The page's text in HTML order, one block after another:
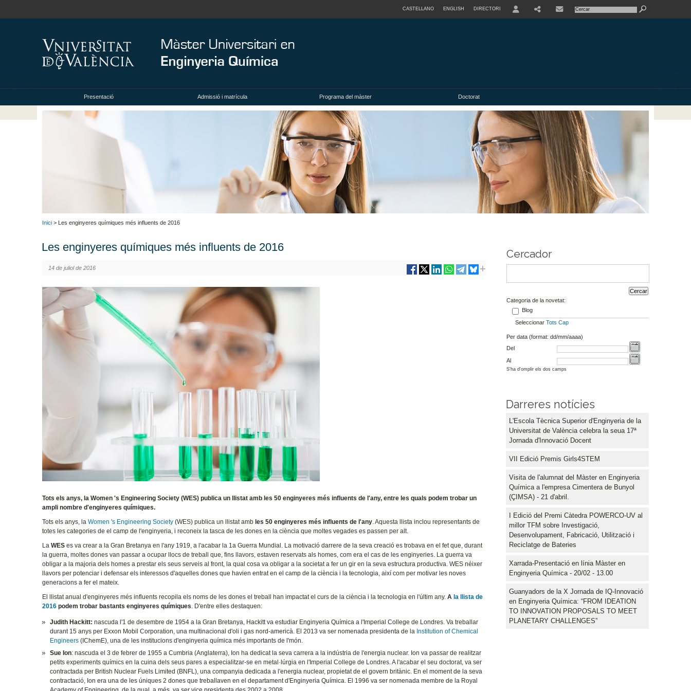
CASTELLANO ENGLISH DIRECTORI
Presentació Admissió i matrícula Programa del màster Doctorat
Inici > Les enginyeres químiques més influents de 2016
Les enginyeres químiques més influents de 2016
14 de juliol de 2016
Tots els anys, la Women 's Engineering Society (WES) publica un llistat amb les 50 enginyeres més influents de l'any, entre les quals podem trobar un
ampli nombre d'enginyeres químiques.
Tots els anys, laWomen 's Engineering Society (WES) publica un llistat amb les 50 enginyeres més influents de l'any. Aquesta llista inclou representants de
totes les categories de el camp de l'enginyeria, i reconeix la tasca de les dones en la ciència que moltes vegades es passen per alt.
LaWES es va crear a la Gran Bretanya en l'any 1919, a l'acabar la 1a Guerra Mundial. La motivació darrere de la seva creació es trobava en el fet que, durant
la guerra, moltes dones van passar a ocupar llocs de treball que, fins llavors, estaven reservats als homes, com era el cas de les enginyeries. La guerra va
obligar a la majoria dels homes a prestar els seus serveis al front, la qual cosa va obligar a la societat a fer un gir en la seva estructura productiva. WES néixer
llavors per potenciar i defensar els interessos d'aquelles dones que havien entrat en el camp de la ciència i la tecnologia, així com per motivar les noves
generacions a fer el mateix.
El llistat anual d'enginyeres més influents recopila els noms de les dones el treball han impactat el curs de la ciència i la tecnologia en l'últim any. A la llista de
2016 podem trobar bastants enginyeres químiques. D'entre elles destaquen:
Judith Hackitt:nascuda l'1 de desembre de 1954 a la Gran Bretanya, Hackitt va estudiar Enginyeria Química a l'Imperial College de Londres. Va treballar
durant 15 anys per Exxon Mobil Corporation, una multinacional d'oli i gas nord-americà. El 2013 va ser nomenada presidenta de la Institution of Chemical
Engineers (IChemE), una de les institucions d'enginyeria química més importants de l'món.
Sue Ion: nascuda el 3 de febrer de 1955 a Cumbria (Anglaterra), Ion ha dedicat la seva carrera a la indústria de l'energia nuclear. Ion va passar de realitzar
petits experiments químics en la cuina dels seus pares a especialitzar-se en metal·lúrgia en l'Imperial College de Londres. A l'acabar el seu doctorat, va ser
contractada per British Nuclear Fuels Limited (BNFL), una companyia dedicada a l'energia nuclear, propietat de el govern britànic. En el moment de la seva
contractació, Ion era una de les úniques 2 dones que treballaven en el departament d'Enginyeria Química. El 1996 va ser nomenada membre de la Royal
Cercador
Categoria de la novetat:
Blog
Seleccionar Tots Cap
Per data (format: dd/mm/aaaa)
Del
Al
S'ha d'omplir els dos camps
Darreres notícies
L'Escola Tècnica Superior d'Enginyeria de la
Universitat de València celebra la seua 17ª
Jornada d'Innovació Docent
VII Edició Premis Girls4STEM
Visita de l'alumnat del Màster en Enginyeria
Química a l'empresa Cimentera de Bunyol
(ÇIMSA) - 21 d'abril.
I Edició del Premi Càtedra POWERCO-UV al
millor TFM sobre Investigació,
Desenvolupament, Fabricació, Utilització i
Reciclatge de Bateries
Xarrada-Presentació en línia Màster en
Enginyeria Química - 20/02 - 13.00
Guanyadors de la X Jornada de IQ-Innovació
en Enginyeria Química: “FROM IDEATION
TO INNOVATION PROPOSALS TO MEET
PLANETARY CHALLENGES”